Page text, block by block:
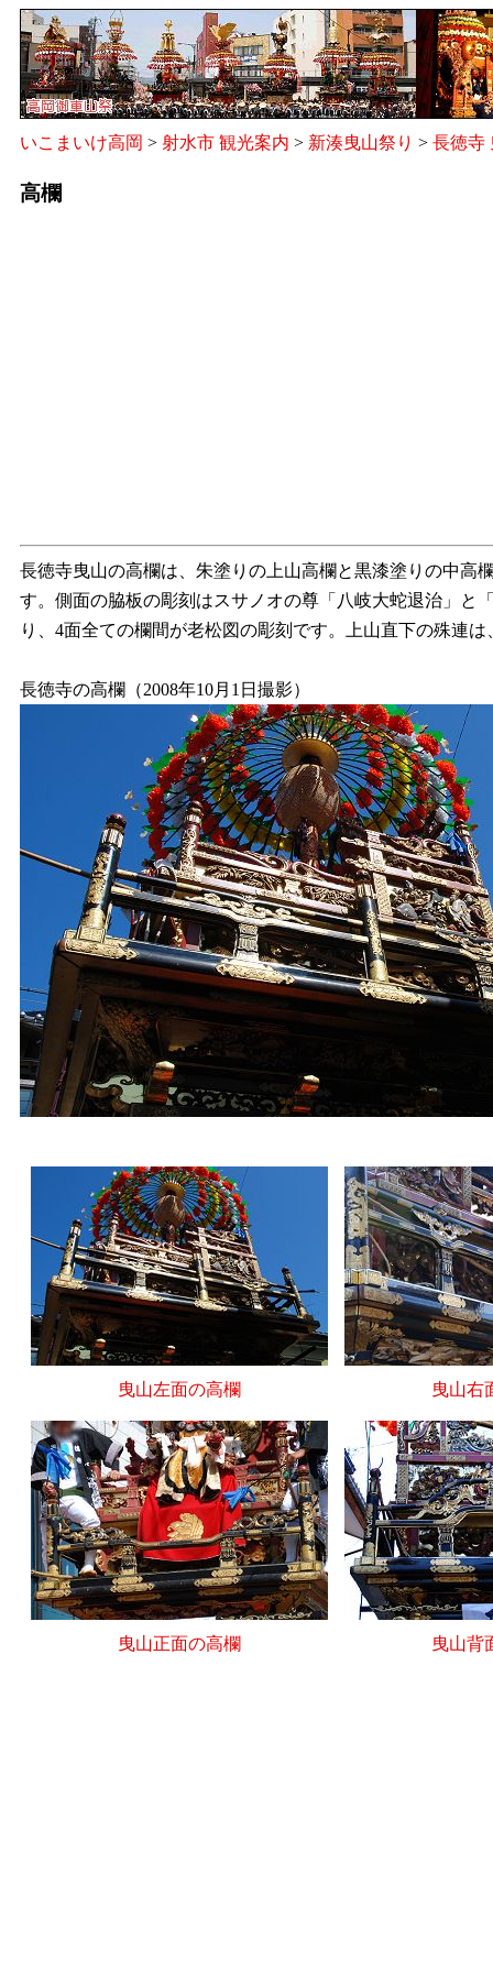
いこまいけ高岡 > 射水市 観光案内 > 新湊曳山祭り > 長徳寺
高欄
長徳寺曳山の高欄は、朱塗りの上山高欄と黒漆塗りの中高
す。側面の脇板の彫刻はスサノオの尊「八岐大蛇退治」と
り、4面全ての欄間が老松図の彫刻です。上山直下の殊連
長徳寺の高欄（2008年10月1日撮影）
曳山左面の高欄 曳山右
曳山正面の高欄 曳山背